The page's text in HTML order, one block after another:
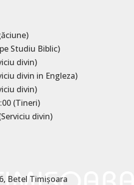
Studiu Biblic)
divin)
divin in Engleza)
divin)
(Tineri)
divin)
Betel Timișoara